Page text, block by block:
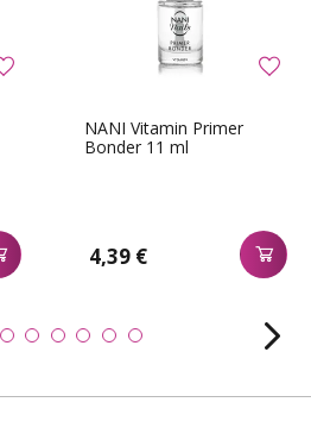
NANI Vitamin Primer
Bonder 11 ml
4,39 €